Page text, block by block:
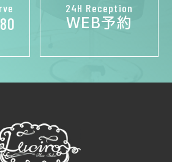
24H Reception
WEB予約